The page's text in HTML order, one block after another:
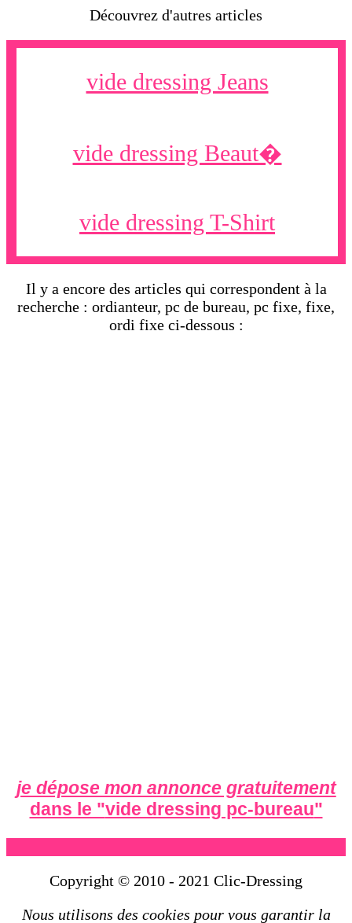
Découvrez d'autres articles
vide dressing Jeans
vide dressing Beaut�
vide dressing T-Shirt
Il y a encore des articles qui correspondent à la
recherche : ordianteur, pc de bureau, pc fixe, fixe,
ordi fixe ci-dessous :
je dépose mon annonce gratuitement
dans le "vide dressing pc-bureau"
Copyright © 2010 - 2021 Clic-Dressing
Nous utilisons des cookies pour vous garantir la